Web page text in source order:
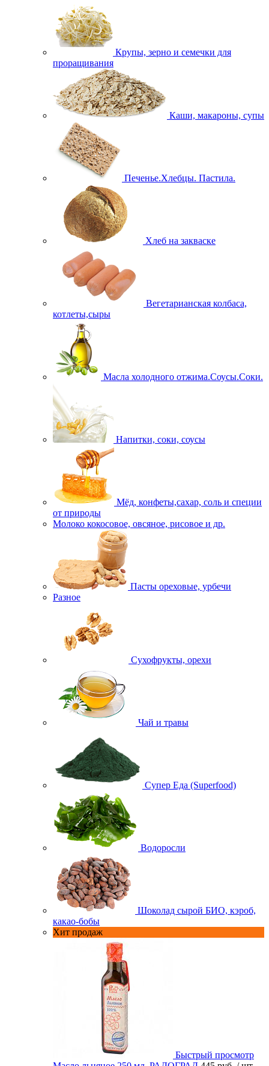
Крупы, зерно и семечки для
проращивания
Каши, макароны, супы
Печенье.Хлебцы. Пастила.
Хлеб на закваске
Вегетарианская колбаса,
котлеты,сыры
Масла холодного отжима.Соусы.Соки.
Напитки, соки, соусы
Мёд, конфеты,сахар, соль и специи
от природы
Молоко кокосовое, овсяное, рисовое и др.
Пасты ореховые, урбечи
Разное
Сухофрукты, орехи
Чай и травы
Супер Еда (Superfood)
Водоросли
Шоколад сырой БИО, кэроб,
какао-бобы
Хит продаж
Быстрый просмотр